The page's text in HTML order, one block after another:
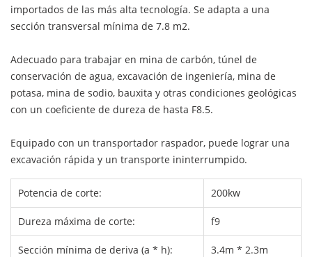
importados de las más alta tecnología. Se adapta a una
sección transversal mínima de 7.8 m2.
Adecuado para trabajar en mina de carbón, túnel de
conservación de agua, excavación de ingeniería, mina de
potasa, mina de sodio, bauxita y otras condiciones geológicas
con un coeficiente de dureza de hasta F8.5.
Equipado con un transportador raspador, puede lograr una
excavación rápida y un transporte ininterrumpido.
Potencia de corte: 200kw
Dureza máxima de corte: f9
Sección mínima de deriva (a * h): 3.4m * 2.3m